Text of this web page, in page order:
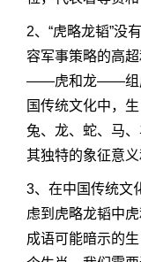
2、“虎略龙韬”没
容军事策略的高
——虎和龙——组
国传统文化中，
兔、龙、蛇、马
其独特的象征意义
3、在中国传统文
虑到虎略龙韬中
成语可能暗示的